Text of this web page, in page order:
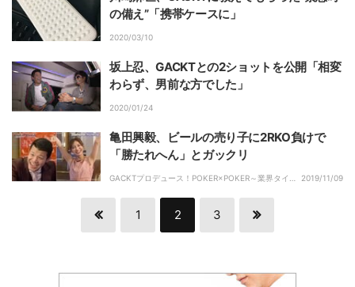
の備え”「携帯ケースに」
2020/03/10
坂上忍、GACKTとの2ショットを公開「相変
わらず、男前な方でした」
2020/01/24
亀田興毅、ビールの売り子に2RKO負けで
「勝たれへん」とガックリ
GACKTプロデュース！POKER×POKER～業界タイマ
2019/11/09
1 2 3